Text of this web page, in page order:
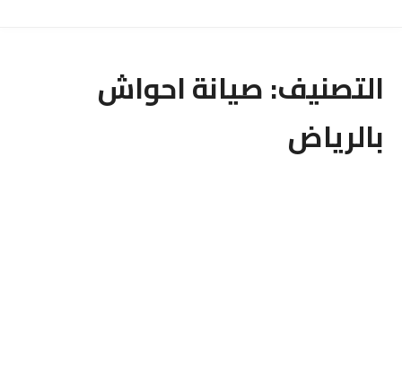
التصنيف:صيانة احواش
بالرياض